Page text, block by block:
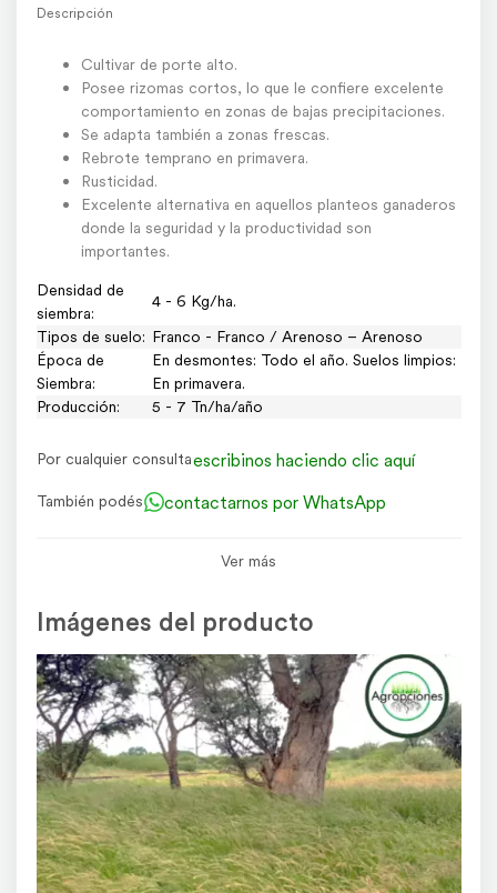
Descripción
Cultivar de porte alto.
Posee rizomas cortos, lo que le confiere excelente
comportamiento en zonas de bajas precipitaciones.
Se adapta también a zonas frescas.
Rebrote temprano en primavera.
Rusticidad.
Excelente alternativa en aquellos planteos ganaderos
donde la seguridad y la productividad son
importantes.
Densidad de
siembra:
4 - 6 Kg/ha.
Tipos de suelo: Franco - Franco / Arenoso – Arenoso
Época de
Siembra:
En desmontes: Todo el año. Suelos limpios:
En primavera.
Producción:
5 - 7 Tn/ha/año
Por cualquier consultaescribinos haciendo clic aquí
También podés contactarnos por WhatsApp
Agroads.com no vende y no participa en ninguna negociación, venta o
Ver más
Imágenes del producto